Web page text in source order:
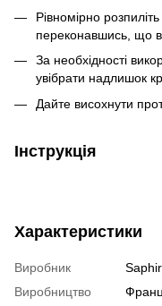
Рівномірно розпиліть
переконавшись, що
За необхідності
увібрати надлишок
Дайте висохнути
Інструкція
Характеристики
Виробник
Saphir
Виробництво